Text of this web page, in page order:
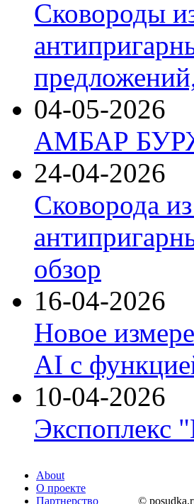
Сковороды
04-05-2026
АМБАР
24-04-2026
Сковорода
обзор
16-04-2026
Новое
AI с
10-04-2026
Экспоплекс
About
О проекте
Партнерство
©